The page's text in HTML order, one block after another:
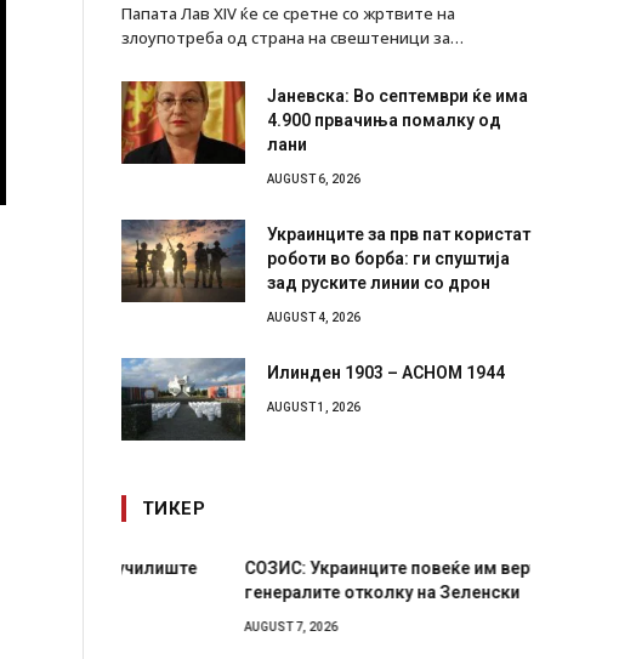
Папата Лав XIV ќе се сретне со жртвите на
злоупотреба од страна на свештеници за…
Јаневска: Во септември ќе има
4.900 првачиња помалку од
лани
AUGUST 6, 2026
Украинците за прв пат користат
роботи во борба: ги спуштија
зад руските линии со дрон
AUGUST 4, 2026
Илинден 1903 – АСНОМ 1944
AUGUST 1, 2026
ТИКЕР
СОЗИС: Украинците повеќе им веруваат на
генералите отколку на Зеленски